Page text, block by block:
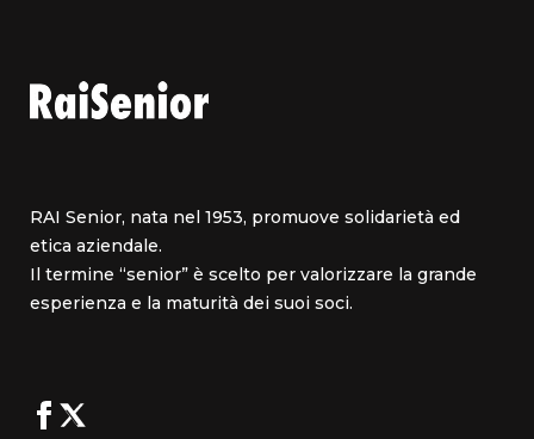
RAI Senior, nata nel 1953, promuove solidarietà ed
etica aziendale.
Il termine “senior” è scelto per valorizzare la grande
esperienza e la maturità dei suoi soci.